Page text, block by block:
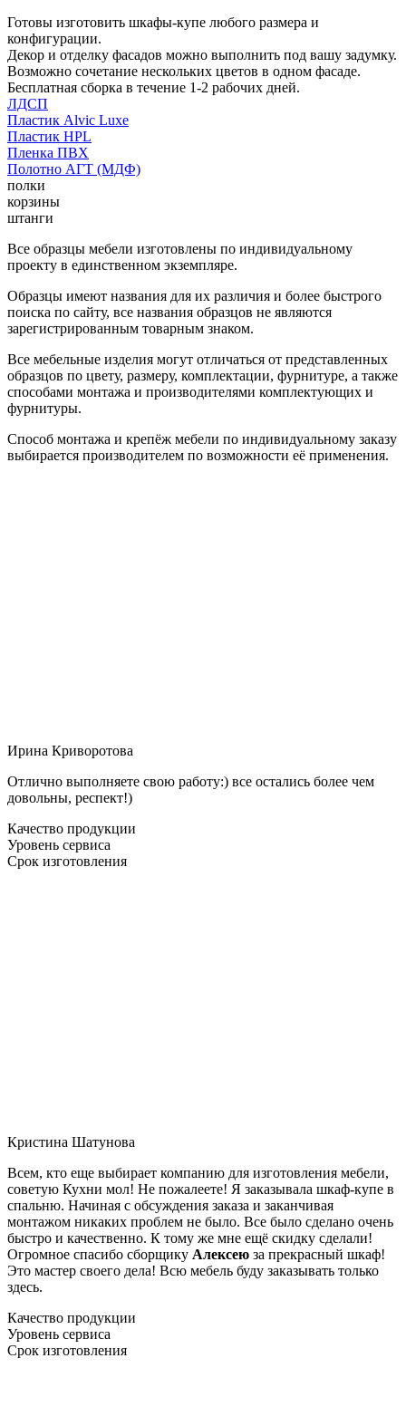
Готовы изготовить шкафы-купе любого размера и
конфигурации.
Декор и отделку фасадов можно выполнить под вашу задумку.
Возможно сочетание нескольких цветов в одном фасаде.
Бесплатная сборка в течение 1-2 рабочих дней.
ЛДСП
Пластик Alvic Luxe
Пластик HPL
Пленка ПВХ
Полотно АГТ (МДФ)
полки
корзины
штанги
Все образцы мебели изготовлены по индивидуальному
проекту в единственном экземпляре.
Образцы имеют названия для их различия и более быстрого
поиска по сайту, все названия образцов не являются
зарегистрированным товарным знаком.
Все мебельные изделия могут отличаться от представленных
образцов по цвету, размеру, комплектации, фурнитуре, а также
способами монтажа и производителями комплектующих и
фурнитуры.
Способ монтажа и крепёж мебели по индивидуальному заказу
выбирается производителем по возможности её применения.
Ирина Криворотова
Отлично выполняете свою работу:) все остались более чем
довольны, респект!)
Качество продукции
Уровень сервиса
Срок изготовления
Кристина Шатунова
Всем, кто еще выбирает компанию для изготовления мебели,
советую Кухни мол! Не пожалеете! Я заказывала шкаф-купе в
спальню. Начиная с обсуждения заказа и заканчивая
монтажом никаких проблем не было. Все было сделано очень
быстро и качественно. К тому же мне ещё скидку сделали!
Огромное спасибо сборщику Алексею за прекрасный шкаф!
Это мастер своего дела! Всю мебель буду заказывать только
здесь.
Качество продукции
Уровень сервиса
Срок изготовления